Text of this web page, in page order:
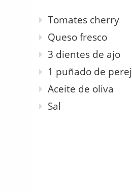
Tomates cherry
Queso fresco
3 dientes de ajo
1 puñado de
Aceite de oliva
Sal